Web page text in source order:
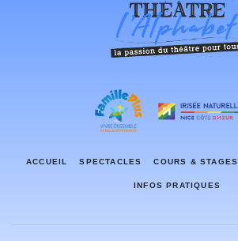
ACCUEIL SPECTACLES COURS & STAGES
INFOS PRATIQUES